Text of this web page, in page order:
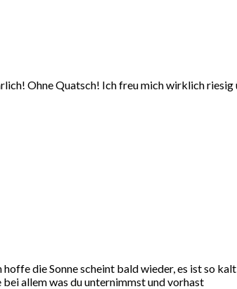
Ohne Quatsch! Ich freu mich wirklich riesig
die Sonne scheint bald wieder, es ist so
bei allem was du unternimmst und vorhast